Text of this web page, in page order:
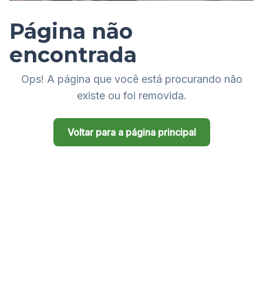
Página não
encontrada
Ops! A página que você está procurando não
existe ou foi removida.
Voltar para a página principal